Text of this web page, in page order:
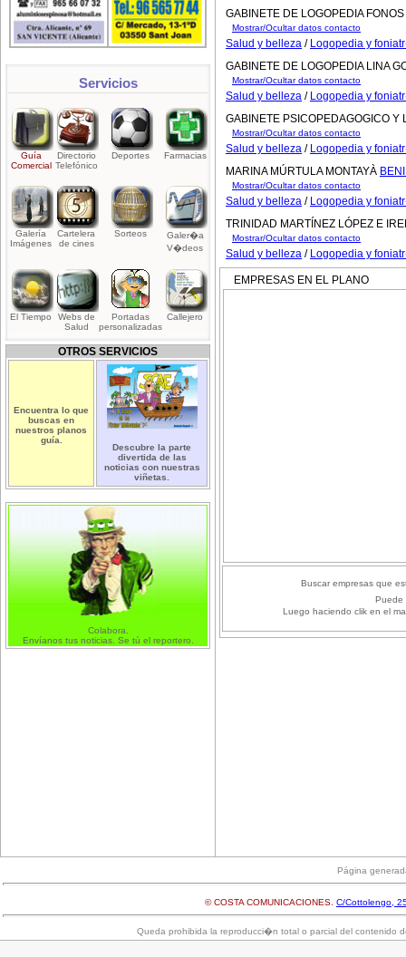
Servicios
Guía
Comercial
Directorio
Telefónico
Deportes Farmacias
Galería
Imágenes
Cartelera
de cines
Sorteos
Galer�a
V�deos
El Tiempo
Webs de
Salud
Portadas
personalizadas
Callejero
OTROS SERVICIOS
Encuentra lo que
buscas en
nuestros planos
guía.
Descubre la parte
divertida de las
noticias con nuestras
viñetas.
Colabora.
Envíanos tus noticias. Se tú el reportero.
GABINETE DE LOGOPEDIA FONOS
Mostrar/Ocultar datos contacto
Salud y belleza / Logopedia y
GABINETE DE LOGOPEDIA LINA
Mostrar/Ocultar datos contacto
Salud y belleza / Logopedia y
GABINETE PSICOPEDAGOGICO Y
Mostrar/Ocultar datos contacto
Salud y belleza / Logopedia y
MARINA MÚRTULA MONTAYÀ
Mostrar/Ocultar datos contacto
Salud y belleza / Logopedia y
TRINIDAD MARTÍNEZ LÓPEZ E
Mostrar/Ocultar datos contacto
Salud y belleza / Logopedia y
EMPRESAS EN EL PLANO
Buscar empresas que
Puede
Luego haciendo clik en el
Página
© COSTA COMUNICACIONES. C/Cottolengo,
Queda prohibida la reproducci�n total o parcial del contenido